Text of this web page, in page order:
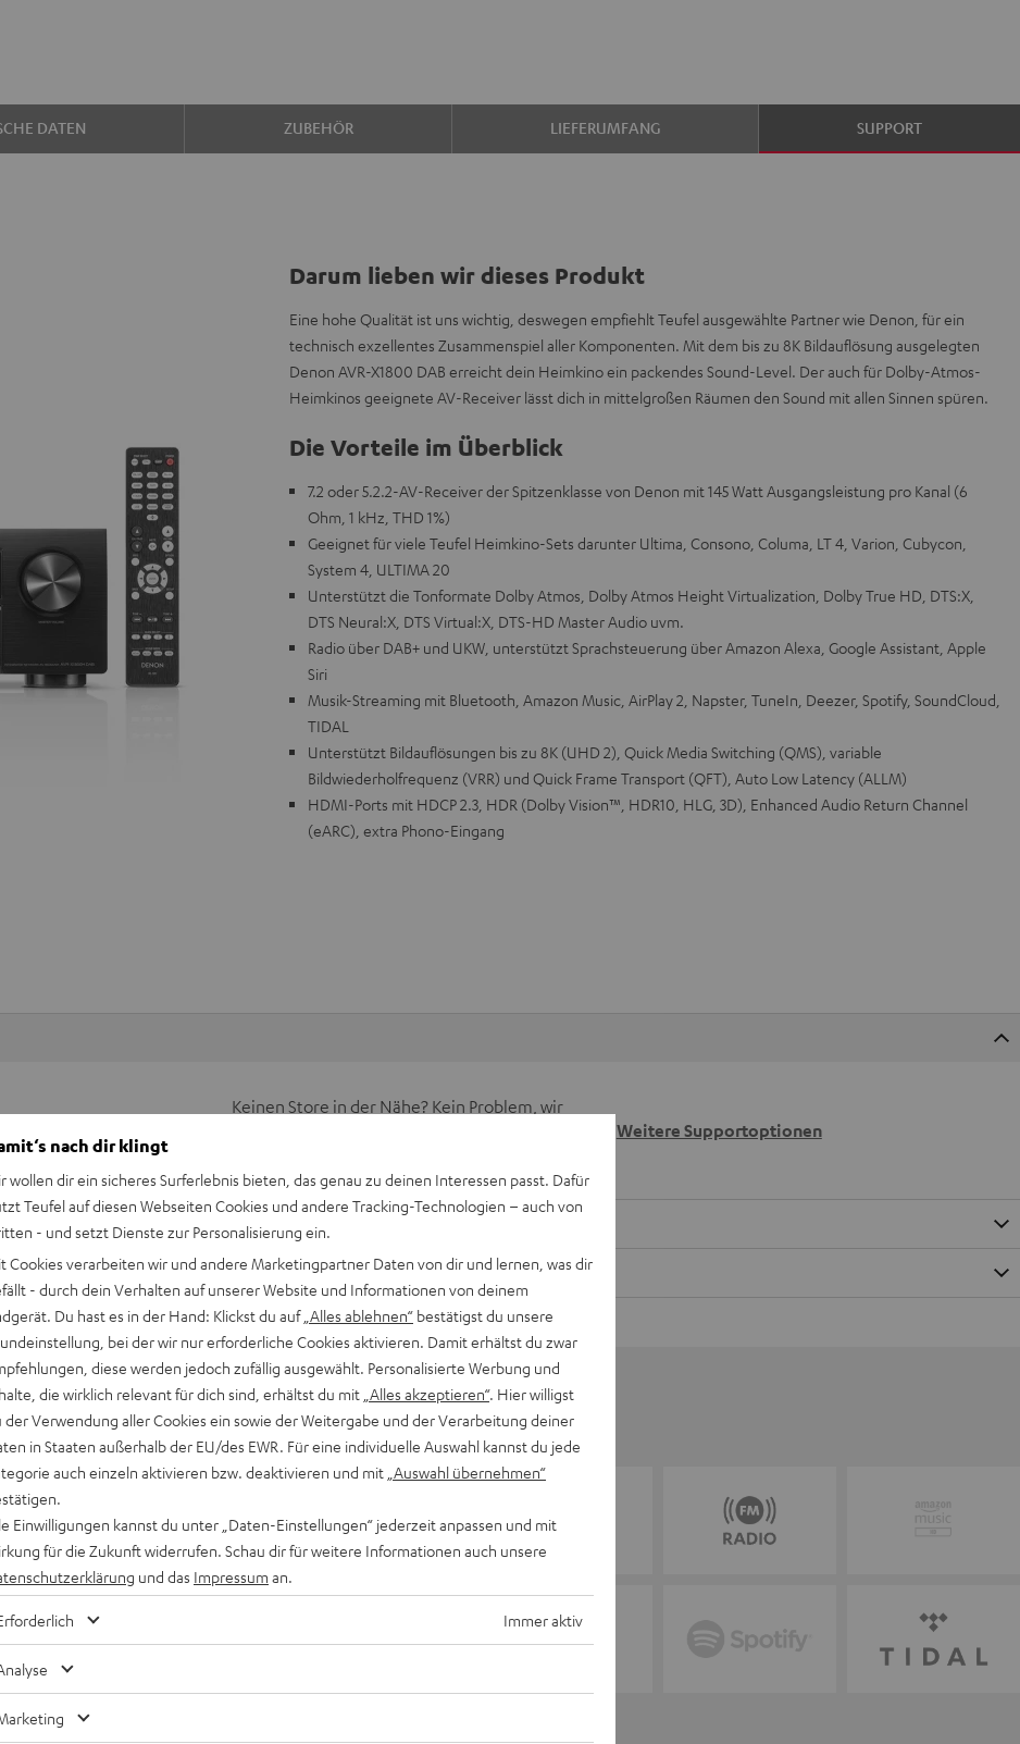
DATEN ZUBEHÖR LIEFERUMFANG SUPPORT
Darum lieben wir dieses Produkt
Eine hohe Qualität ist uns wichtig, deswegen empfiehlt Teufel ausgewählte Partner wie Denon, für ein
technisch exzellentes Zusammenspiel aller Komponenten. Mit dem bis zu 8K Bildauflösung ausgelegten
Denon AVR-X1800 DAB erreicht dein Heimkino ein packendes Sound-Level. Der auch für Dolby-Atmos-
Heimkinos geeignete AV-Receiver lässt dich in mittelgroßen Räumen den Sound mit allen Sinnen spüren.
Die Vorteile im Überblick
7.2 oder 5.2.2-AV-Receiver der Spitzenklasse von Denon mit 145 Watt Ausgangsleistung pro Kanal (6
Ohm, 1 kHz, THD 1%)
Geeignet für viele Teufel Heimkino-Sets darunter Ultima, Consono, Columa, LT 4, Varion, Cubycon,
System 4, ULTIMA 20
Unterstützt die Tonformate Dolby Atmos, Dolby Atmos Height Virtualization, Dolby True HD, DTS:X,
DTS Neural:X, DTS Virtual:X, DTS-HD Master Audio uvm.
Radio über DAB+ und UKW, unterstützt Sprachsteuerung über Amazon Alexa, Google Assistant, Apple
Siri
Musik-Streaming mit Bluetooth, Amazon Music, AirPlay 2, Napster, TuneIn, Deezer, Spotify, SoundCloud,
TIDAL
Unterstützt Bildauflösungen bis zu 8K (UHD 2), Quick Media Switching (QMS), variable
Bildwiederholfrequenz (VRR) und Quick Frame Transport (QFT), Auto Low Latency (ALLM)
HDMI-Ports mit HDCP 2.3, HDR (Dolby Vision™, HDR10, HLG, 3D), Enhanced Audio Return Channel
(eARC), extra Phono-Eingang
Keinen Store in der Nähe? Kein Problem, wir
Weitere Supportoptionen
nach dir klingt
wollen dir ein sicheres Surferlebnis bieten, das genau zu deinen Interessen passt. Dafür
Teufel auf diesen Webseiten Cookies und andere Tracking-Technologien – auch von
- und setzt Dienste zur Personalisierung ein.
Cookies verarbeiten wir und andere Marketingpartner Daten von dir und lernen, was dir
- durch dein Verhalten auf unserer Website und Informationen von deinem
Du hast es in der Hand: Klickst du auf „Alles ablehnen“ bestätigst du unsere
bei der wir nur erforderliche Cookies aktivieren. Damit erhältst du zwar
diese werden jedoch zufällig ausgewählt. Personalisierte Werbung und
die wirklich relevant für dich sind, erhältst du mit „Alles akzeptieren“. Hier willigst
der Verwendung aller Cookies ein sowie der Weitergabe und der Verarbeitung deiner
in Staaten außerhalb der EU/des EWR. Für eine individuelle Auswahl kannst du jede
auch einzeln aktivieren bzw. deaktivieren und mit „Auswahl übernehmen“
Einwilligungen kannst du unter „Daten-Einstellungen“ jederzeit anpassen und mit
für die Zukunft widerrufen. Schau dir für weitere Informationen auch unsere
und das Impressum an.
Immer aktiv